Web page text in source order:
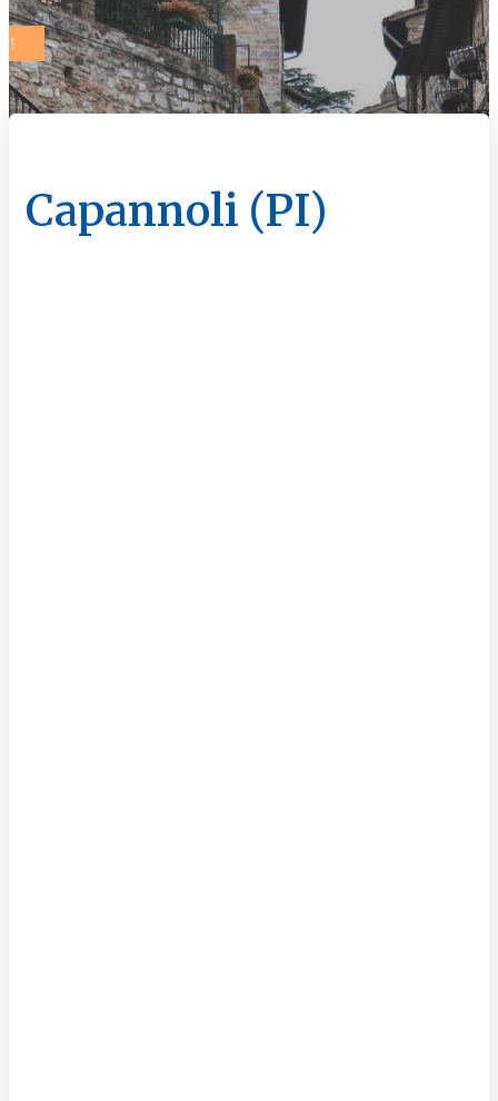
Capannoli (PI)